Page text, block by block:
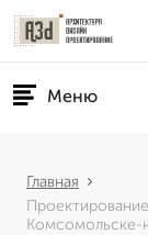
Меню
Главная
Комсомольске-